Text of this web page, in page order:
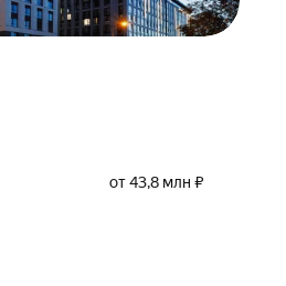
от 43,8 млн ₽